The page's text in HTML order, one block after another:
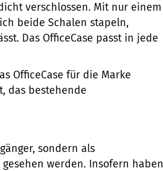
verschlossen. Mit nur einem
beide Schalen stapeln,
Das OfficeCase passt in jede
OfficeCase für die Marke
das bestehende
sondern als
werden. Insofern haben